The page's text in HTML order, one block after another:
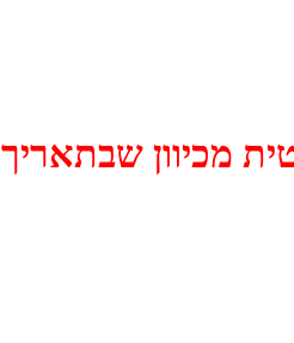
התקיים דיון האם למחוק אותו.